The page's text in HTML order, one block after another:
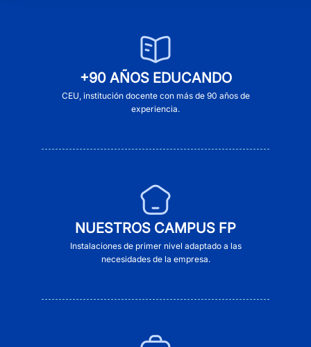
+90 AÑOS EDUCANDO
CEU, institución docente con más de 90 años de
experiencia.
NUESTROS CAMPUS FP
Instalaciones de primer nivel adaptado a las
necesidades de la empresa.